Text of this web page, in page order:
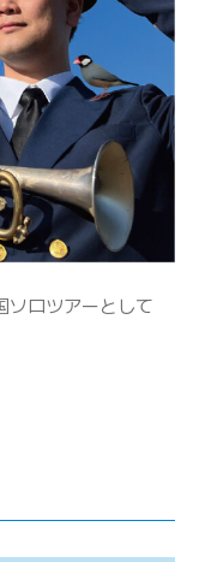
ソロツアーとして